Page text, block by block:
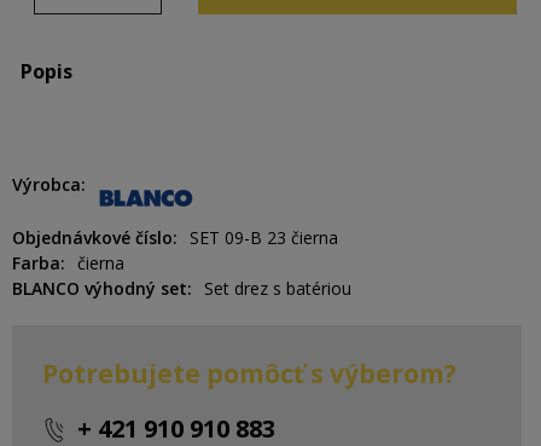
Popis
Výrobca
Objednávkové číslo
SET 09-B 23 čierna
Farba
čierna
BLANCO výhodný set
Set drez s batériou
Potrebujete pomôcť s výberom?
+ 421 910 910 883